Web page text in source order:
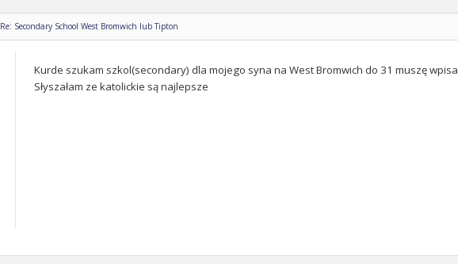
Re: Secondary School West Bromwich lub Tipton
Kurde szukam szkol(secondary) dla mojego syna na West Bromwich do 31 muszę
Słyszałam ze katolickie są najlepsze